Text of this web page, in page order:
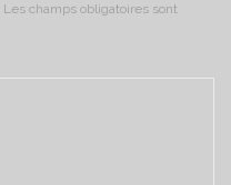
Les champs obligatoires sont